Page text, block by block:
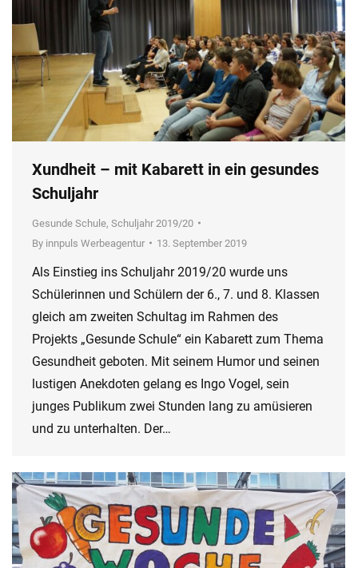
Xundheit – mit Kabarett in ein gesundes
Schuljahr
Gesunde Schule, Schuljahr 2019/20
By innpuls Werbeagentur 13. September 2019
Als Einstieg ins Schuljahr 2019/20 wurde uns
Schülerinnen und Schülern der 6., 7. und 8. Klassen
gleich am zweiten Schultag im Rahmen des
Projekts „Gesunde Schule“ ein Kabarett zum Thema
Gesundheit geboten. Mit seinem Humor und seinen
lustigen Anekdoten gelang es Ingo Vogel, sein
junges Publikum zwei Stunden lang zu amüsieren
und zu unterhalten. Der…